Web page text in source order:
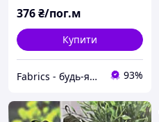
376₴/пог.м
Купити
Fabrics - будь-які тканини під вашу ідею 93%